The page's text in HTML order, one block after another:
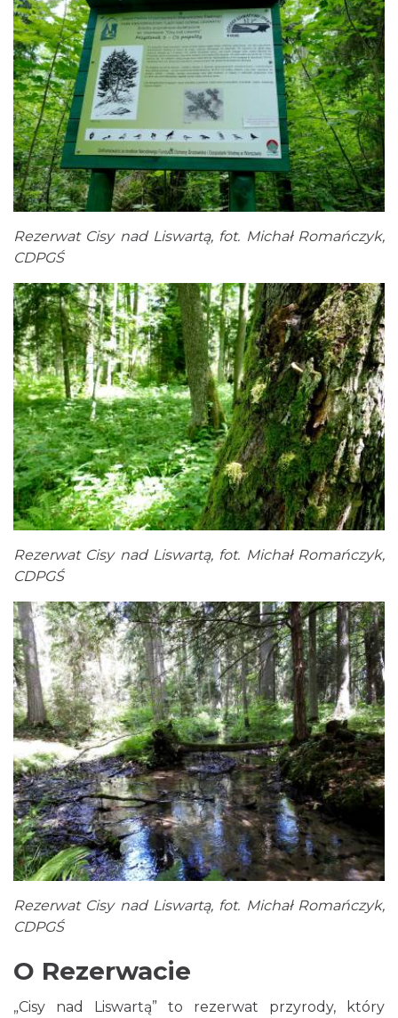
Rezerwat Cisy nad Liswartą, fot. Michał Romańczyk,
CDPGŚ
Rezerwat Cisy nad Liswartą, fot. Michał Romańczyk,
CDPGŚ
Rezerwat Cisy nad Liswartą, fot. Michał Romańczyk,
CDPGŚ
O Rezerwacie
„Cisy nad Liswartą” to rezerwat przyrody, który